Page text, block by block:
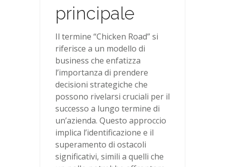
principale
Il termine “Chicken Road” si
riferisce a un modello di
business che enfatizza
l’importanza di prendere
decisioni strategiche che
possono rivelarsi cruciali per il
successo a lungo termine di
un’azienda. Questo approccio
implica l’identificazione e il
superamento di ostacoli
significativi, simili a quelli che